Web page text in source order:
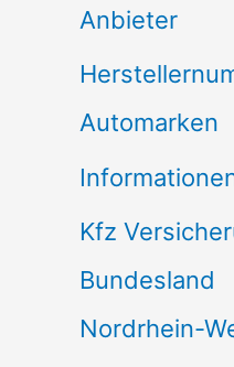
Anbieter
Automarken
Kfz
Bundesland
Nordrhein-